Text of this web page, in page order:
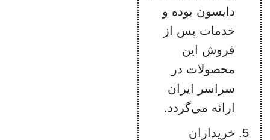
دایسون بوده و
خدمات پس از
فروش این
محصولات در
سراسر ایران
ارائه می‌گردد.
خریداران